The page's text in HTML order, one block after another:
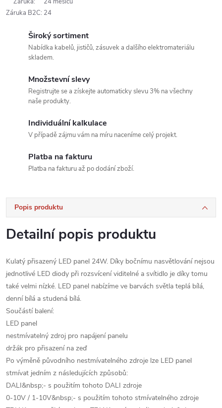
Záruka B2C: 24
Široký sortiment
Nabídka kabelů, jističů, zásuvek a dalšího elektromateriálu
skladem.
Množstevní slevy
Registrujte se a získejte automaticky slevu 3% na všechny
naše produkty.
Individuální kalkulace
V případě zájmu vám na míru naceníme celý projekt.
Platba na fakturu
Platba na fakturu až po dodání zboží.
Popis produktu
Detailní popis produktu
Kulatý přisazený LED panel 24W. Díky bočnímu nasvětlování nejsou
jednotlivé LED diody při rozsvícení viditelné a svítidlo je díky tomu
také velmi nízké. LED panel nabízíme ve barvách světla teplá bílá,
denní bílá a studená bílá.
Součástí balení:
LED panel
nestmívatelný zdroj pro napájení panelu
držák pro přisazení na zeď
Po výměně původního nestmívatelného zdroje lze LED panel
stmívat jedním z následujících způsobů:
DALI&nbsp;- s použitím tohoto DALI zdroje
0-10V / 1-10V&nbsp;- s použitím tohoto stmívatelného zdroje